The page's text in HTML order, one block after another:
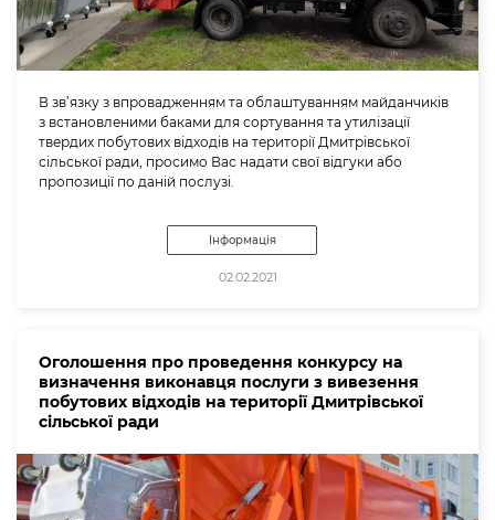
В зв’язку з впровадженням та облаштуванням майданчиків
з встановленими баками для сортування та утилізації
твердих побутових відходів на території Дмитрівської
сільської ради, просимо Вас надати свої відгуки або
пропозиції по даній послузі.
Інформація
02.02.2021
Оголошення про проведення конкурсу на
визначення виконавця послуги з вивезення
побутових відходів на території Дмитрівської
сільської ради